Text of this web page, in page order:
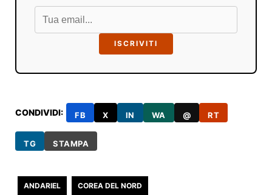
ISCRIVITI
CONDIVIDI: FB X IN WA @ RT
TG STAMPA
ANDARIEL COREA DEL NORD